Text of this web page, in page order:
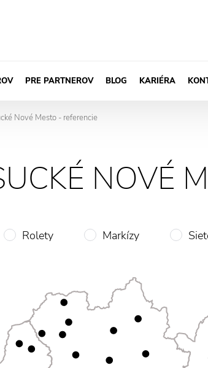
PRE PARTNEROV BLOG KARIÉRA
Nové Mesto - referencie
NOVÉ
Rolety Markízy